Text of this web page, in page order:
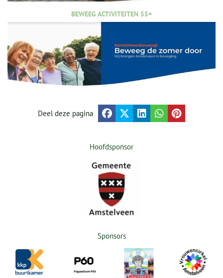
BEWEEG ACTIVITEITEN 55+
Deel deze pagina
Hoofdsponsor
Sponsors